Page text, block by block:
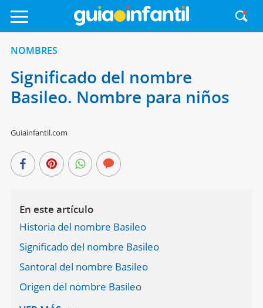
NOMBRES
Significado del nombre
Basileo. Nombre para niños
Guiainfantil.com
En este artículo
Historia del nombre Basileo
Significado del nombre Basileo
Santoral del nombre Basileo
Origen del nombre Basileo